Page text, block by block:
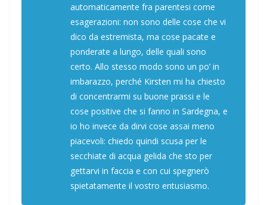
automaticamente fra parentesi come
esagerazioni: non sono delle cose che vi
dico da estremista, ma cose pacate e
ponderate a lungo, delle quali sono
certo. Allo stesso modo sono un po’ in
imbarazzo, perché Kirsten mi ha chiesto
di concentrarmi su buone prassi e le
cose positive che si fanno in Sardegna, e
io ho invece da dirvi cose assai meno
piacevoli: chiedo quindi scusa per le
secchiate di acqua gelida che sto per
gettarvi in faccia e con cui spegnerò
spietatamente il vostro entusiasmo.